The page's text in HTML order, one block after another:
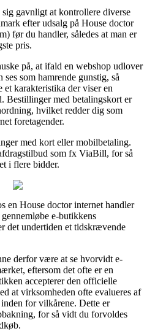
gavnligt at kontrollere diverse
efter udsalg på House doctor
før du handler, således at man er
pris.
på, at ifald en webshop udlover
som hamrende gunstig, så
karakteristika der viser en
Bestillinger med betalingskort er
hvilket redder dig som
foretagender.
med kort eller mobilbetaling.
som fx ViaBill, for så
i flere bidder.
en House doctor internet handler
e-butikkens
det undertiden et tidskrævende
derfor være at se hvorvidt e-
eftersom det ofte er en
accepterer den officielle
at virksomheden ofte evalueres af
for vilkårene. Dette er
for så vidt du forvoldes